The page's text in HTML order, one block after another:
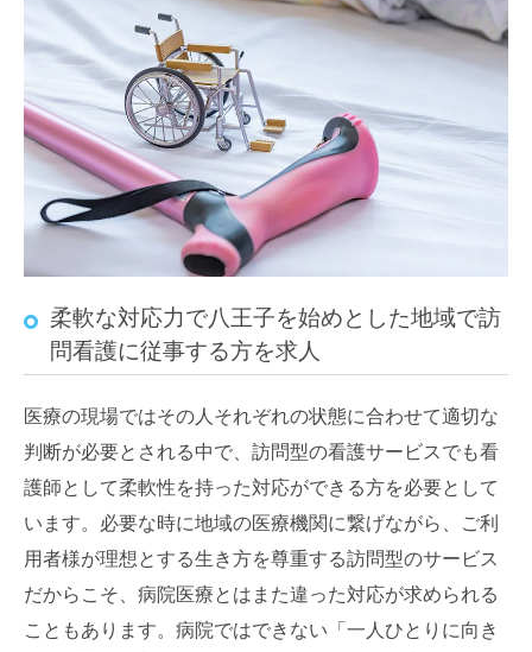
柔軟な対応力で八王子を始めとした地域で訪
問看護に従事する方を求人
医療の現場ではその人それぞれの状態に合わせて適切な
判断が必要とされる中で、訪問型の看護サービスでも看
護師として柔軟性を持った対応ができる方を必要として
います。必要な時に地域の医療機関に繋げながら、ご利
用者様が理想とする生き方を尊重する訪問型のサービス
だからこそ、病院医療とはまた違った対応が求められる
こともあります。病院ではできない「一人ひとりに向き